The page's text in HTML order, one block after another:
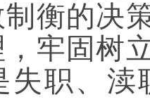
衡的决
牢固树
失职、渎